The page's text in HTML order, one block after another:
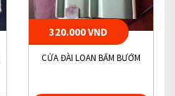
320.000 VND
CỬA ĐÀI LOAN BẤM BƯỚM